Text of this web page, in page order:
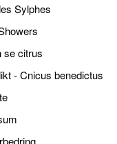
Sylphes
se citrus
- Cnicus benedictus